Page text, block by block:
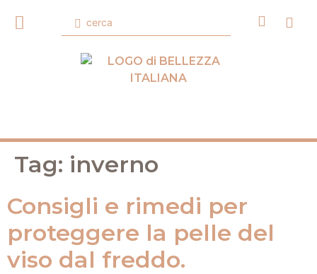
Tag: inverno
Consigli e rimedi per
proteggere la pelle del
viso dal freddo.